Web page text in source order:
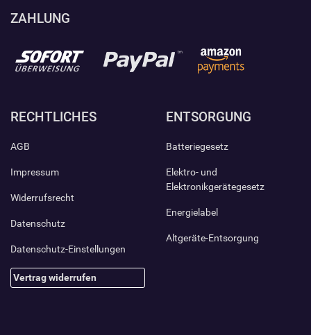
ZAHLUNG
RECHTLICHES
AGB
Impressum
Widerrufsrecht
Datenschutz
Datenschutz-Einstellungen
Vertrag widerrufen
ENTSORGUNG
Batteriegesetz
Elektro- und
Elektronikgerätegesetz
Energielabel
Altgeräte-Entsorgung